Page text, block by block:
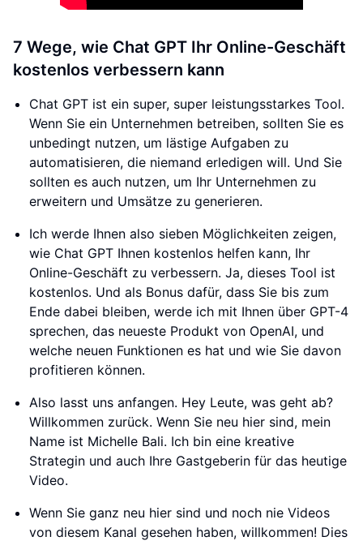
7 Wege, wie Chat GPT Ihr Online-Geschäft
kostenlos verbessern kann
Chat GPT ist ein super, super leistungsstarkes Tool.
Wenn Sie ein Unternehmen betreiben, sollten Sie es
unbedingt nutzen, um lästige Aufgaben zu
automatisieren, die niemand erledigen will. Und Sie
sollten es auch nutzen, um Ihr Unternehmen zu
erweitern und Umsätze zu generieren.
Ich werde Ihnen also sieben Möglichkeiten zeigen,
wie Chat GPT Ihnen kostenlos helfen kann, Ihr
Online-Geschäft zu verbessern. Ja, dieses Tool ist
kostenlos. Und als Bonus dafür, dass Sie bis zum
Ende dabei bleiben, werde ich mit Ihnen über GPT-4
sprechen, das neueste Produkt von OpenAI, und
welche neuen Funktionen es hat und wie Sie davon
profitieren können.
Also lasst uns anfangen. Hey Leute, was geht ab?
Willkommen zurück. Wenn Sie neu hier sind, mein
Name ist Michelle Bali. Ich bin eine kreative
Strategin und auch Ihre Gastgeberin für das heutige
Video.
Wenn Sie ganz neu hier sind und noch nie Videos
von diesem Kanal gesehen haben, willkommen! Dies